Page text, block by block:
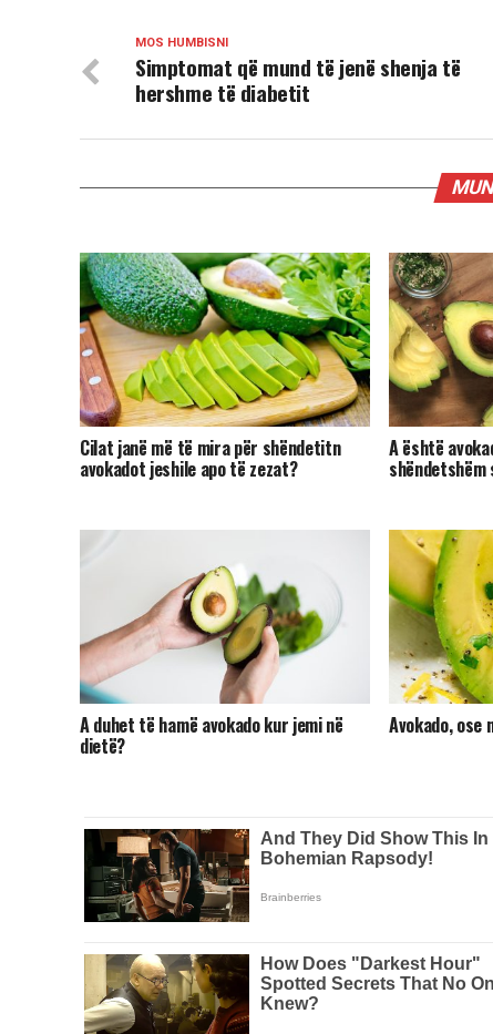
MOS HUMBISNI
Simptomat që mund të jenë shenja të
hershme të diabetit
Cilat janë më të mira për shëndetitn
avokadot jeshile apo të zezat?
A është
shëndetshëm
A duhet të hamë avokado kur jemi në
dietë?
Avokado,